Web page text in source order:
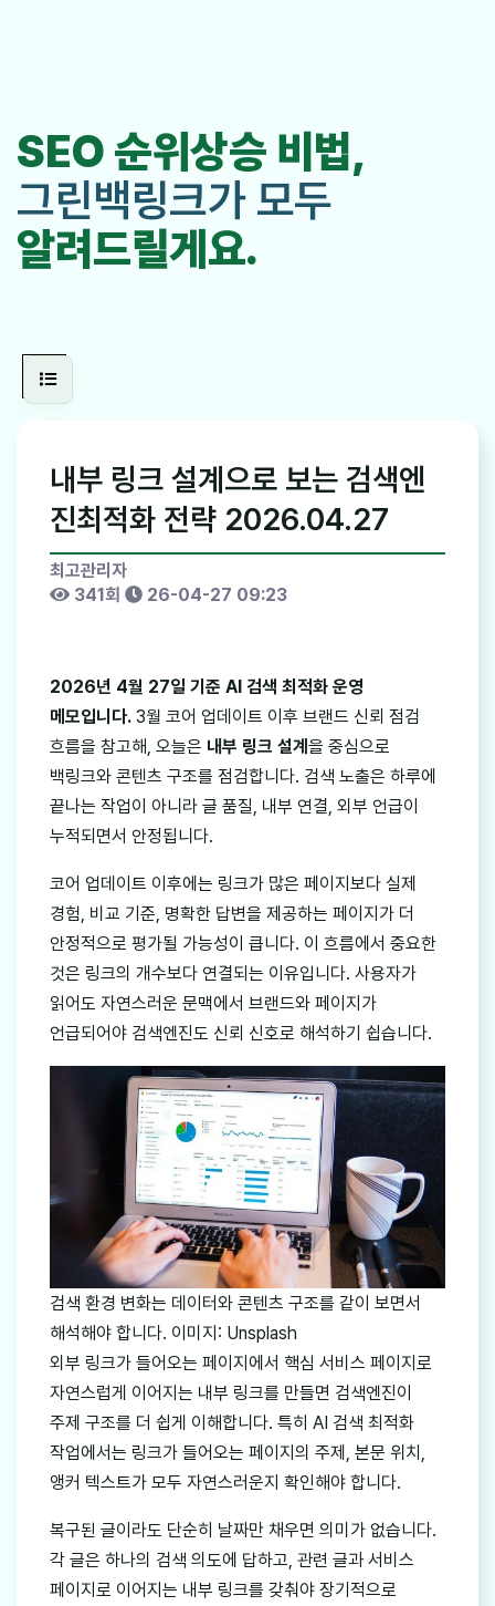
SEO 순위상승 비법,
그린백링크가 모두
알려드릴게요.
내부 링크 설계으로 보는 검색엔
진최적화 전략 2026.04.27
최고관리자
341회
26-04-27 09:23
2026년 4월 27일 기준 AI 검색 최적화 운영
메모입니다. 3월 코어 업데이트 이후 브랜드 신뢰 점검
흐름을 참고해, 오늘은 내부 링크 설계 을 중심으로
백링크와 콘텐츠 구조를 점검합니다. 검색 노출은 하루에
끝나는 작업이 아니라 글 품질, 내부 연결, 외부 언급이
누적되면서 안정됩니다.
코어 업데이트 이후에는 링크가 많은 페이지보다 실제
경험, 비교 기준, 명확한 답변을 제공하는 페이지가 더
안정적으로 평가될 가능성이 큽니다. 이 흐름에서 중요한
것은 링크의 개수보다 연결되는 이유입니다. 사용자가
읽어도 자연스러운 문맥에서 브랜드와 페이지가
언급되어야 검색엔진도 신뢰 신호로 해석하기 쉽습니다.
검색 환경 변화는 데이터와 콘텐츠 구조를 같이 보면서
해석해야 합니다. 이미지: Unsplash
외부 링크가 들어오는 페이지에서 핵심 서비스 페이지로
자연스럽게 이어지는 내부 링크를 만들면 검색엔진이
주제 구조를 더 쉽게 이해합니다. 특히 AI 검색 최적화
작업에서는 링크가 들어오는 페이지의 주제, 본문 위치,
앵커 텍스트가 모두 자연스러운지 확인해야 합니다.
복구된 글이라도 단순히 날짜만 채우면 의미가 없습니다.
각 글은 하나의 검색 의도에 답하고, 관련 글과 서비스
페이지로 이어지는 내부 링크를 갖춰야 장기적으로